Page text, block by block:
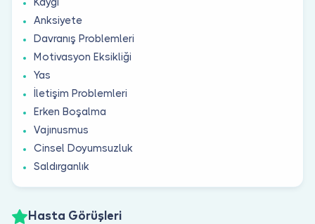
Anksiyete
Davranış Problemleri
Motivasyon Eksikliği
Yas
İletişim Problemleri
Erken Boşalma
Vajınusmus
Cinsel Doyumsuzluk
Saldırganlık
Hasta Görüşleri